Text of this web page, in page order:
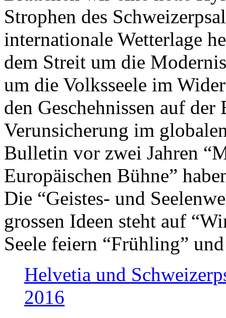
Strophen des
internationale Wetterlage
dem Streit um die
um die Volksseele im
den Geschehnissen auf
Verunsicherung im
Bulletin vor zwei Jahren
Europäischen Bühne”
Die “Geistes- und
grossen Ideen steht auf
Seele feiern “Frühling”
Helvetia und
2016